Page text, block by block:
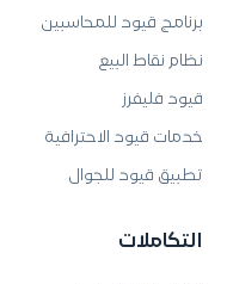
برنامج قيود للمحاسبين
نظام نقاط البيع
قيود فليفرز
خدمات قيود الاحترافية
تطبيق قيود للجوال
التكاملات